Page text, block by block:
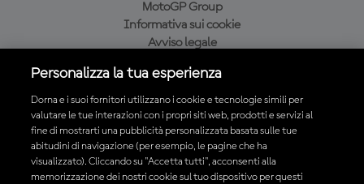
MotoGP Group
Informativa sui cookie
Avviso legale
Condizioni di acquisto
Scarica l'app ufficiale MotoGP™
Personalizza la tua esperienza
Dorna e i suoi fornitori utilizzano i cookie e tecnologie simili per
valutare le tue interazioni con i propri siti web, prodotti e servizi al
fine di mostrarti una pubblicità personalizzata basata sulle tue
abitudini di navigazione (per esempio, le pagine che ha
visualizzato). Cliccando su "Accetta tutti", acconsenti alla
memorizzazione dei nostri cookie sul tuo dispositivo per questi